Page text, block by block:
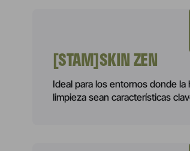
[STAM]SKIN ZEN
Ideal para los entornos donde la
limpieza sean características